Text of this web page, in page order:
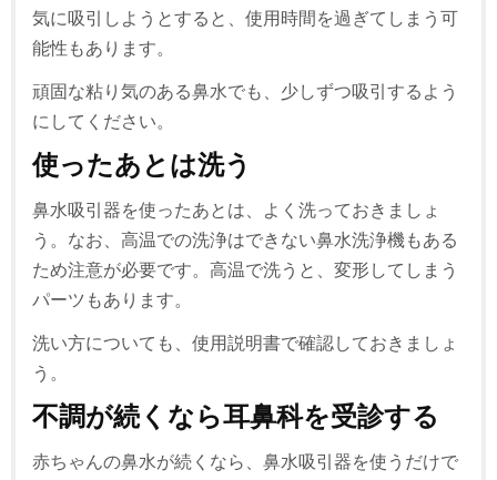
気に吸引しようとすると、使用時間を過ぎてしまう可
能性もあります。
頑固な粘り気のある鼻水でも、少しずつ吸引するよう
にしてください。
使ったあとは洗う
鼻水吸引器を使ったあとは、よく洗っておきましょ
う。なお、高温での洗浄はできない鼻水洗浄機もある
ため注意が必要です。高温で洗うと、変形してしまう
パーツもあります。
洗い方についても、使用説明書で確認しておきましょ
う。
不調が続くなら耳鼻科を受診する
赤ちゃんの鼻水が続くなら、鼻水吸引器を使うだけで